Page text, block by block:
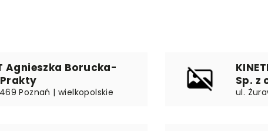
Agnieszka Borucka-
Poznań | wielkopolskie
Sp. z
ul.